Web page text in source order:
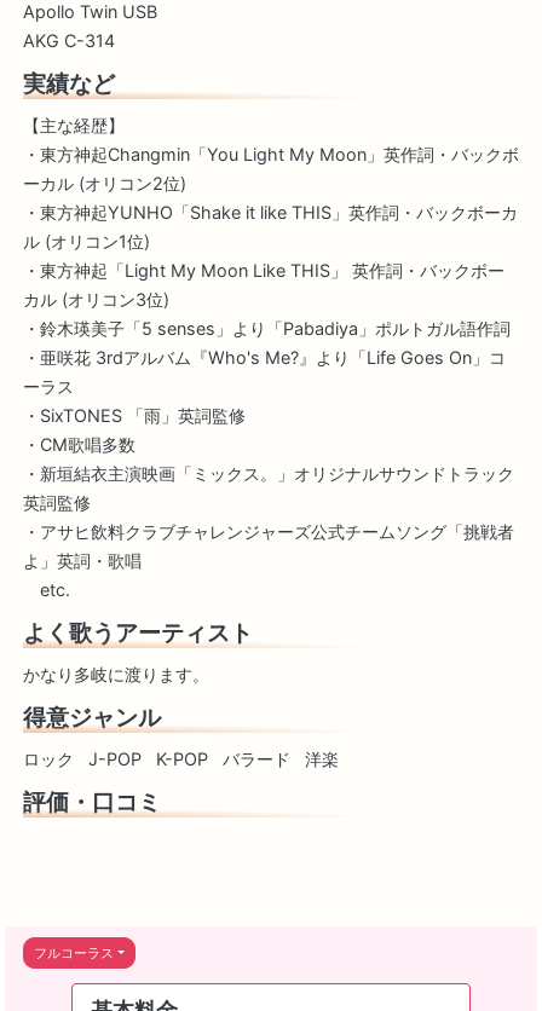
Apollo Twin USB
AKG C-314
実績など
【主な経歴】
・東方神起Changmin「You Light My Moon」英作詞・バックボ
ーカル (オリコン2位)
・東方神起YUNHO「Shake it like THIS」英作詞・バックボーカ
ル (オリコン1位)
・東方神起「Light My Moon Like THIS」 英作詞・バックボー
カル (オリコン3位)
・鈴木瑛美子「5 senses」より「Pabadiya」ポルトガル語作詞
・亜咲花 3rdアルバム『Who's Me?』より「Life Goes On」コ
ーラス
・SixTONES 「雨」英詞監修
・CM歌唱多数
・新垣結衣主演映画「ミックス。」オリジナルサウンドトラック
英詞監修
・アサヒ飲料クラブチャレンジャーズ公式チームソング「挑戦者
よ」英詞・歌唱
etc.
よく歌うアーティスト
かなり多岐に渡ります。
得意ジャンル
ロック J-POP K-POP バラード 洋楽
評価・口コミ
フルコーラス